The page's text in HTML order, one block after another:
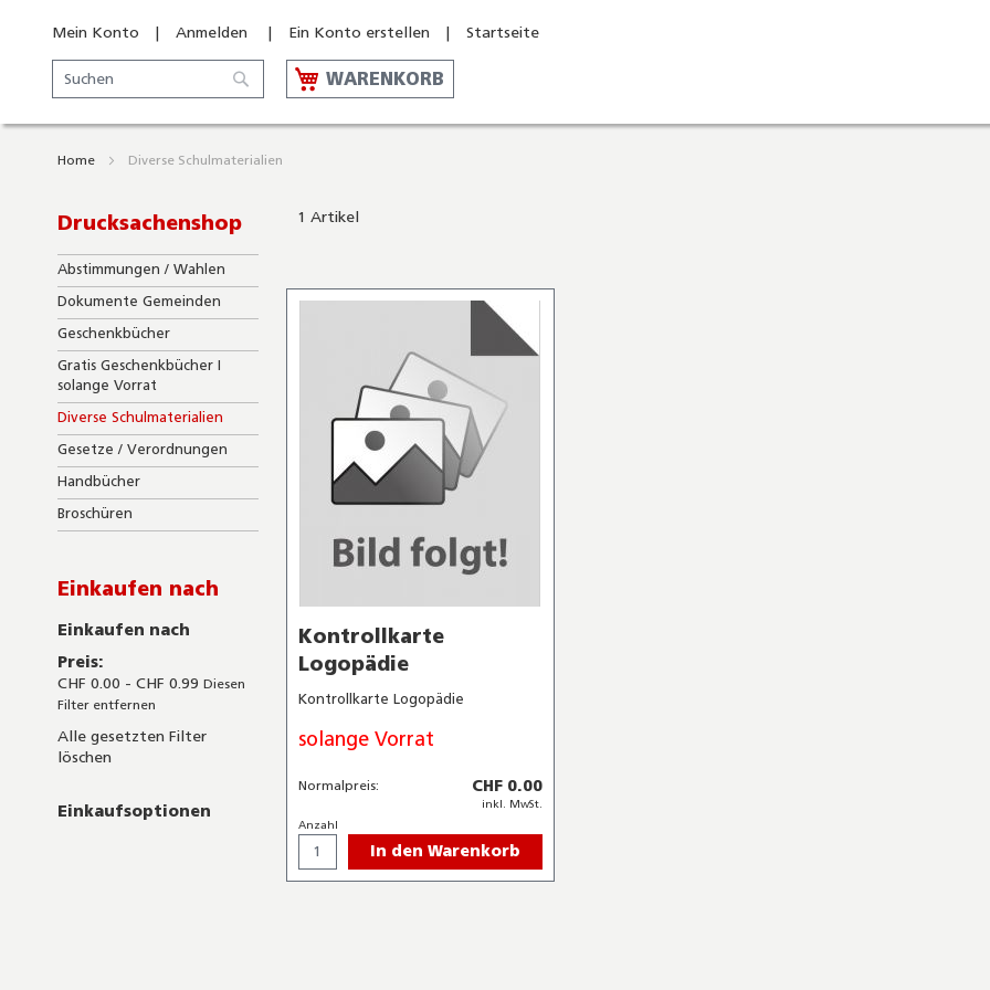
Mein Konto Anmelden Ein Konto erstellen
Startseite
Suche
Suche
WARENKORB
Home Diverse Schulmaterialien
1 Artikel
Kontrollkarte
Logopädie
Kontrollkarte Logopädie
solange Vorrat
Normalpreis: CHF 0.00
inkl. MwSt.
Anzahl
In den Warenkorb
Drucksachenshop
Abstimmungen / Wahlen
Dokumente Gemeinden
Geschenkbücher
Gratis Geschenkbücher I
solange Vorrat
Diverse Schulmaterialien
Gesetze / Verordnungen
Handbücher
Broschüren
Einkaufen nach
Einkaufen nach
Preis
CHF 0.00 - CHF 0.99 Diesen
Filter entfernen
Alle gesetzten Filter
löschen
Einkaufsoptionen